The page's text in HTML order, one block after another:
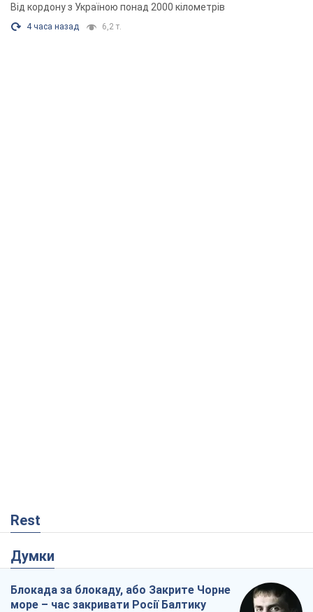
Від кордону з Україною понад 2000 кілометрів
4 часа назад 6,2 т.
Rest
Думки
Блокада за блокаду, або Закрите Чорне
море – час закривати Росії Балтику